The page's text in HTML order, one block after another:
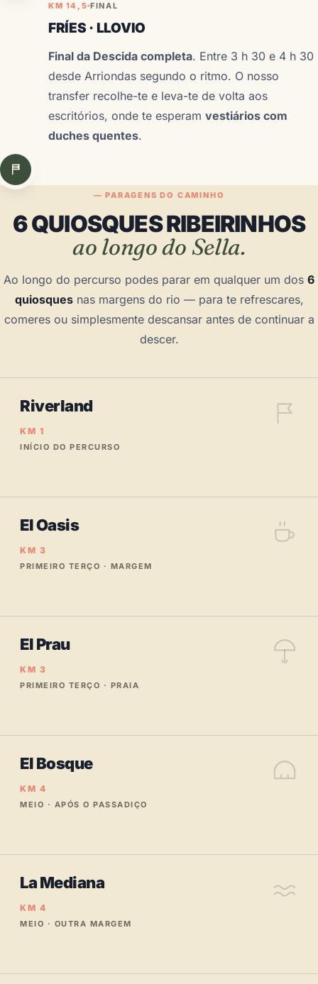
KM 14,5 FINAL
FRÍES · LLOVIO
Final da Descida completa. Entre 3 h 30 e 4 h 30
desde Arriondas segundo o ritmo. O nosso
transfer recolhe-te e leva-te de volta aos
escritórios, onde te esperam vestiários com
duches quentes.
— PARAGENS DO CAMINHO
6 QUIOSQUES RIBEIRINHOS
ao longo do Sella.
Ao longo do percurso podes parar em qualquer um dos 6
quiosquesnas margens do rio — para te refrescares,
comeres ou simplesmente descansar antes de continuar a
descer.
Riverland
KM 1
INÍCIO DO PERCURSO
El Oasis
KM 3
PRIMEIRO TERÇO · MARGEM
El Prau
KM 3
PRIMEIRO TERÇO · PRAIA
El Bosque
KM 4
MEIO · APÓS O PASSADIÇO
La Mediana
KM 4
MEIO · OUTRA MARGEM